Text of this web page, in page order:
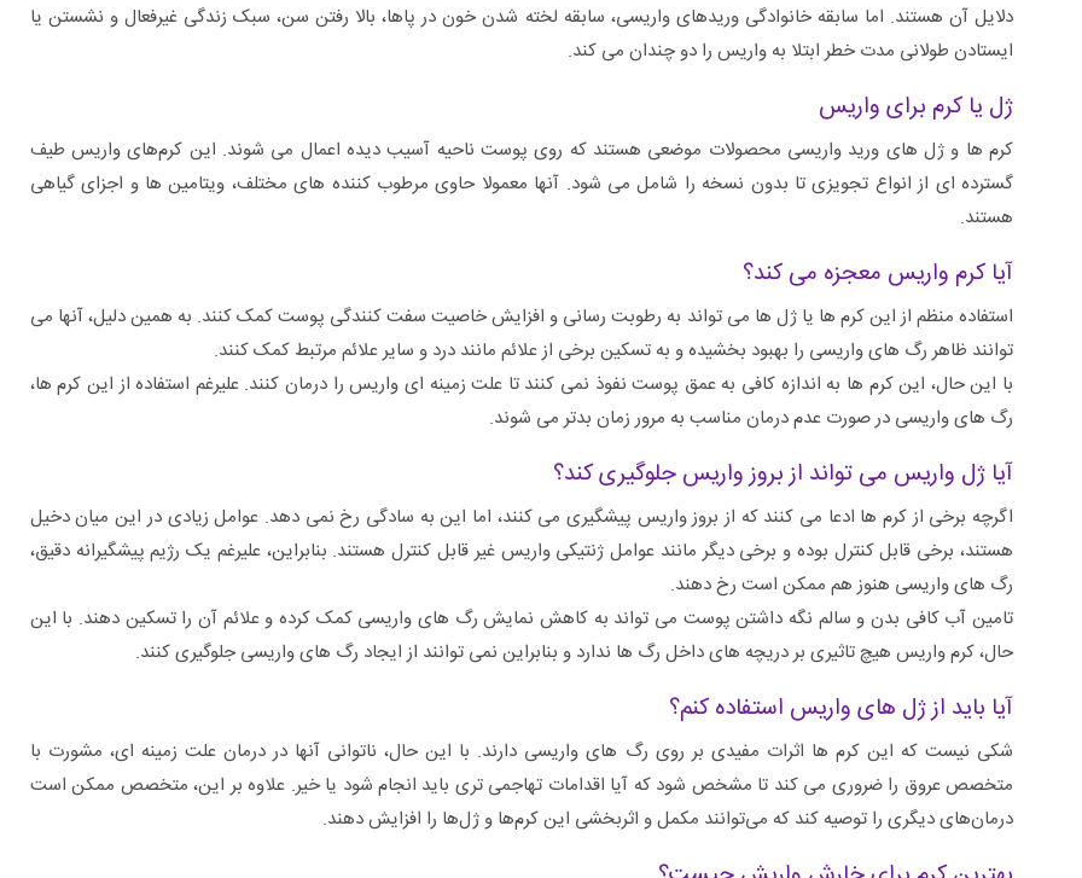
دلایل آن هستند. اما سابقه خانوادگی وریدهای واریسی، سابقه لخته شدن خون در پاها، بالا رفتن سن، سبک زندگی غیرفعال و نشستن یا
ایستادن طولانی مدت خطر ابتلا به واریس را دو چندان می کند.
ژل یا کرم برای واریس
کرم ها و ژل های ورید واریسی محصولات موضعی هستند که روی پوست ناحیه آسیب دیده اعمال می شوند. این کرم‌های واریس طیف
گسترده ای از انواع تجویزی تا بدون نسخه را شامل می شود. آنها معمولا حاوی مرطوب کننده های مختلف، ویتامین ها و اجزای گیاهی
هستند.
آیا کرم واریس معجزه می کند؟
استفاده منظم از این کرم ها یا ژل ها می تواند به رطوبت رسانی و افزایش خاصیت سفت کنندگی پوست کمک کنند. به همین دلیل، آنها می
توانند ظاهر رگ های واریسی را بهبود بخشیده و به تسکین برخی از علائم مانند درد و سایر علائم مرتبط کمک کنند.
با این حال، این کرم ها به اندازه کافی به عمق پوست نفوذ نمی کنند تا علت زمینه ای واریس را درمان کنند. علیرغم استفاده از این کرم ها،
رگ های واریسی در صورت عدم درمان مناسب به مرور زمان بدتر می شوند.
آیا ژل واریس می تواند از بروز واریس جلوگیری کند؟
اگرچه برخی از کرم ها ادعا می کنند که از بروز واریس پیشگیری می کنند، اما این به سادگی رخ نمی دهد. عوامل زیادی در این میان دخیل
هستند، برخی قابل کنترل بوده و برخی دیگر مانند عوامل ژنتیکی واریس غیر قابل کنترل هستند. بنابراین، علیرغم یک رژیم پیشگیرانه دقیق،
رگ های واریسی هنوز هم ممکن است رخ دهند.
تامین آب کافی بدن و سالم نگه داشتن پوست می تواند به کاهش نمایش رگ های واریسی کمک کرده و علائم آن را تسکین دهند. با این
حال، کرم واریس هیچ تاثیری بر دریچه های داخل رگ ها ندارد و بنابراین نمی توانند از ایجاد رگ های واریسی جلوگیری کنند.
آیا باید از ژل های واریس استفاده کنم؟
شکی نیست که این کرم ها اثرات مفیدی بر روی رگ های واریسی دارند. با این حال، ناتوانی آنها در درمان علت زمینه ای، مشورت با
متخصص عروق را ضروری می کند تا مشخص شود که آیا اقدامات تهاجمی تری باید انجام شود یا خیر. علاوه بر این، متخصص ممکن است
درمان‌های دیگری را توصیه کند که می‌توانند مکمل و اثربخشی این کرم‌ها و ژل‌ها را افزایش دهند.